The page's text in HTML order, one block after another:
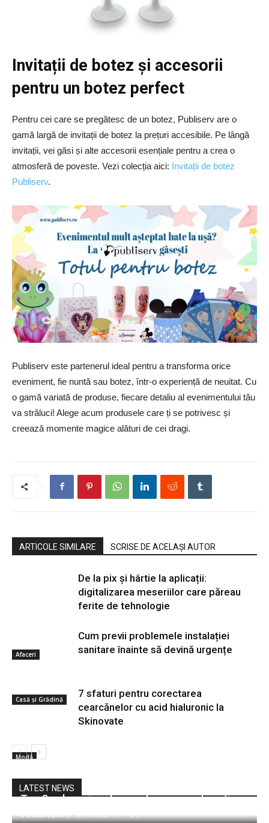
Invitații de botez și accesorii
pentru un botez perfect
Pentru cei care se pregătesc de un botez, Publiserv are o
gamă largă de invitații de botez la prețuri accesibile. Pe lângă
invitații, vei găsi și alte accesorii esențiale pentru a crea o
atmosferă de poveste. Vezi colecția aici: Invitații de botez
Publiserv.
Publiserv este partenerul ideal pentru a transforma orice
eveniment, fie nuntă sau botez, într-o experiență de neuitat. Cu
o gamă variată de produse, fiecare detaliu al evenimentului tău
va străluci! Alege acum produsele care ți se potrivesc și
creează momente magice alături de cei dragi.
ARTICOLE SIMILARE SCRISE DE ACELAȘI AUTOR
Afaceri
De la pix şi hârtie la aplicații:
digitalizarea meseriilor care păreau
ferite de tehnologie
Casă și Grădină
Cum previi problemele instalației
sanitare înainte să devină urgențe
Modă
7 sfaturi pentru corectarea
cearcănelor cu acid hialuronic la
Skinovate
LATEST NEWS
Top 3 cele mai performante camere de acțiune
e-București.ro - 29/09/2021 0